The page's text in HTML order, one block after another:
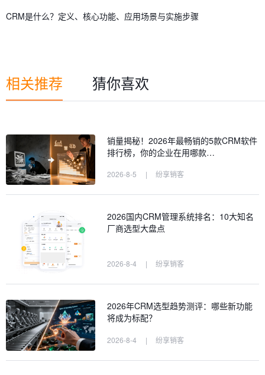
CRM是什么？定义、核心功能、应用场景与实施步骤
相关推荐 猜你喜欢
销量揭秘！2026年最畅销的5款CRM软件
排行榜，你的企业在用哪款…
2026-8-5 | 纷享销客
2026国内CRM管理系统排名：10大知名
厂商选型大盘点
2026-8-4 | 纷享销客
2026年CRM选型趋势测评：哪些新功能
将成为标配？
2026-8-4 | 纷享销客